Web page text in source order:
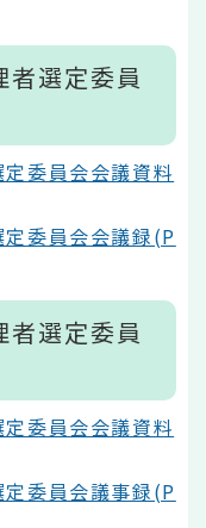
選定委員
委員会会議資料
委員会会議録(P
選定委員
委員会会議資料
委員会議事録(P